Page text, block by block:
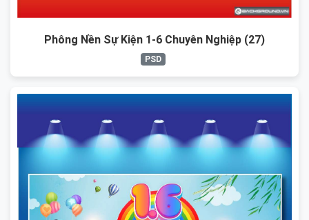
Phông Nền Sự Kiện 1-6 Chuyên Nghiệp (27)
PSD